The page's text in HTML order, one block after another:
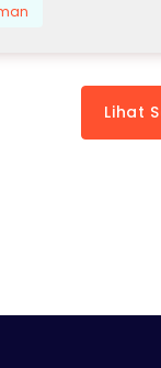
Lihat